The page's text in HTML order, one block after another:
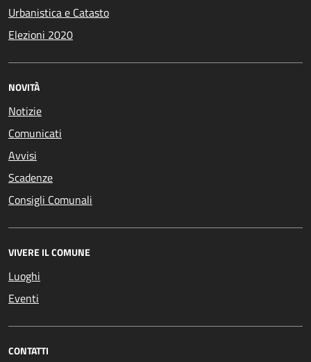
Urbanistica e Catasto
Elezioni 2020
NOVITÀ
Notizie
Comunicati
Avvisi
Scadenze
Consigli Comunali
VIVERE IL COMUNE
Luoghi
Eventi
CONTATTI